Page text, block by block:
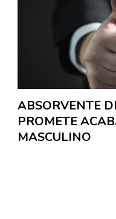
ABSORVENTE
PROMETE
MASCULINO